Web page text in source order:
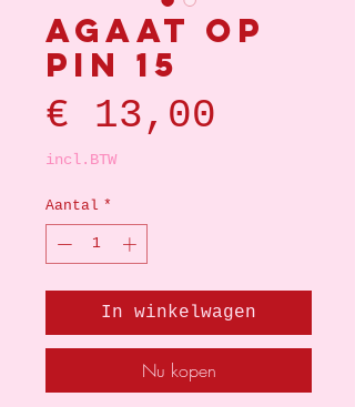
Agaat op
pin 15
€ 13,00
incl.BTW
Aantal *
In winkelwagen
Nu kopen